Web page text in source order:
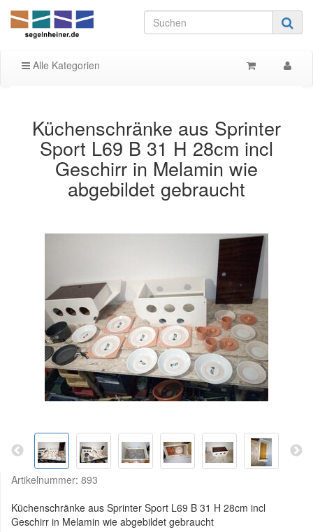
Alle Kategorien
Küchenschränke aus Sprinter
Sport L69 B 31 H 28cm incl
Geschirr in Melamin wie
abgebildet gebraucht
Artikelnummer: 893
Küchenschränke aus Sprinter Sport L69 B 31 H 28cm incl
Geschirr in Melamin wie abgebildet gebraucht